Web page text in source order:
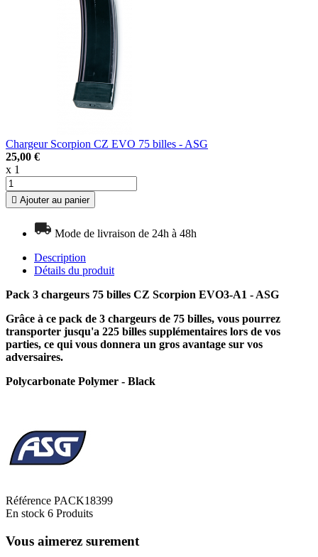
Chargeur Scorpion CZ EVO 75 billes - ASG
25,00 €
x 1
 Ajouter au panier
Mode de livraison de 24h à 48h
Description
Détails du produit
Pack 3 chargeurs 75 billes CZ Scorpion EVO3-A1 - ASG
Grâce à ce pack de 3 chargeurs de 75 billes, vous pourrez
transporter jusqu'a 225 billes supplémentaires lors de vos
parties, ce qui vous donnera un gros avantage sur vos
adversaires.
Polycarbonate Polymer - Black
Référence PACK18399
En stock 6 Produits
Vous aimerez surement